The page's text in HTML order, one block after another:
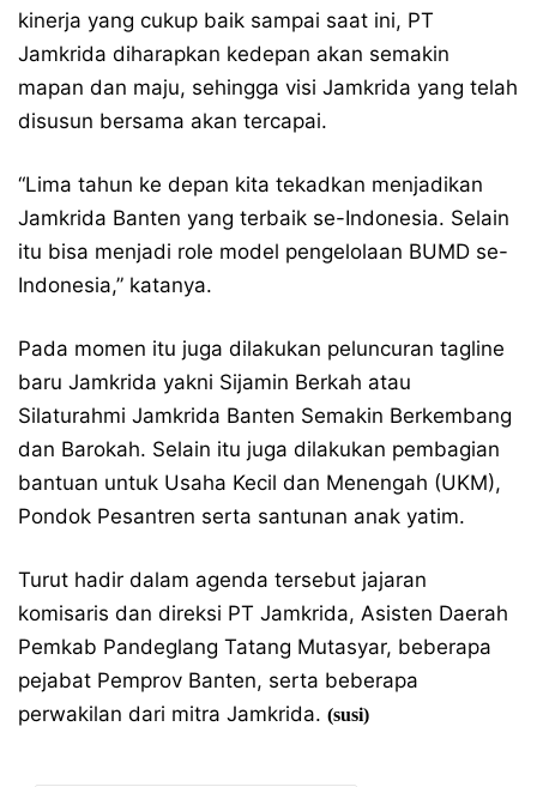
kinerja yang cukup baik sampai saat ini, PT
Jamkrida diharapkan kedepan akan semakin
mapan dan maju, sehingga visi Jamkrida yang telah
disusun bersama akan tercapai.
“Lima tahun ke depan kita tekadkan menjadikan
Jamkrida Banten yang terbaik se-Indonesia. Selain
itu bisa menjadi role model pengelolaan BUMD se-
Indonesia,” katanya.
Pada momen itu juga dilakukan peluncuran tagline
baru Jamkrida yakni Sijamin Berkah atau
Silaturahmi Jamkrida Banten Semakin Berkembang
dan Barokah. Selain itu juga dilakukan pembagian
bantuan untuk Usaha Kecil dan Menengah (UKM),
Pondok Pesantren serta santunan anak yatim.
Turut hadir dalam agenda tersebut jajaran
komisaris dan direksi PT Jamkrida, Asisten Daerah
Pemkab Pandeglang Tatang Mutasyar, beberapa
pejabat Pemprov Banten, serta beberapa
perwakilan dari mitra Jamkrida. (susi)